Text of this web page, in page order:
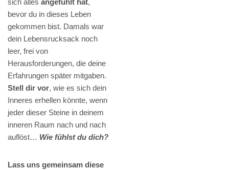
sich alles angefühlt hat,
bevor du in dieses Leben
gekommen bist. Damals war
dein Lebensrucksack noch
leer, frei von
Herausforderungen, die deine
Erfahrungen später mitgaben.
Stell dir vor, wie es sich dein
Inneres erhellen könnte, wenn
jeder dieser Steine in deinem
inneren Raum nach und nach
auflöst… Wie fühlst du dich?
Lass uns gemeinsam diese